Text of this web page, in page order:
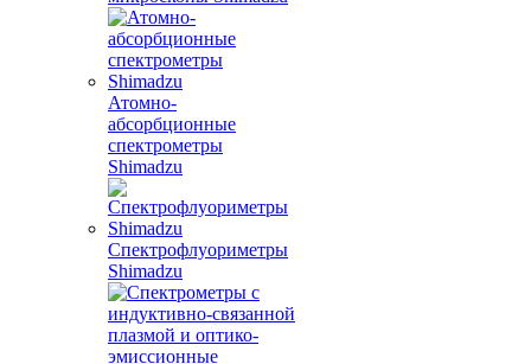
Атомно-
абсорбционные
спектрометры
Shimadzu
Спектрофлуориметры
Shimadzu